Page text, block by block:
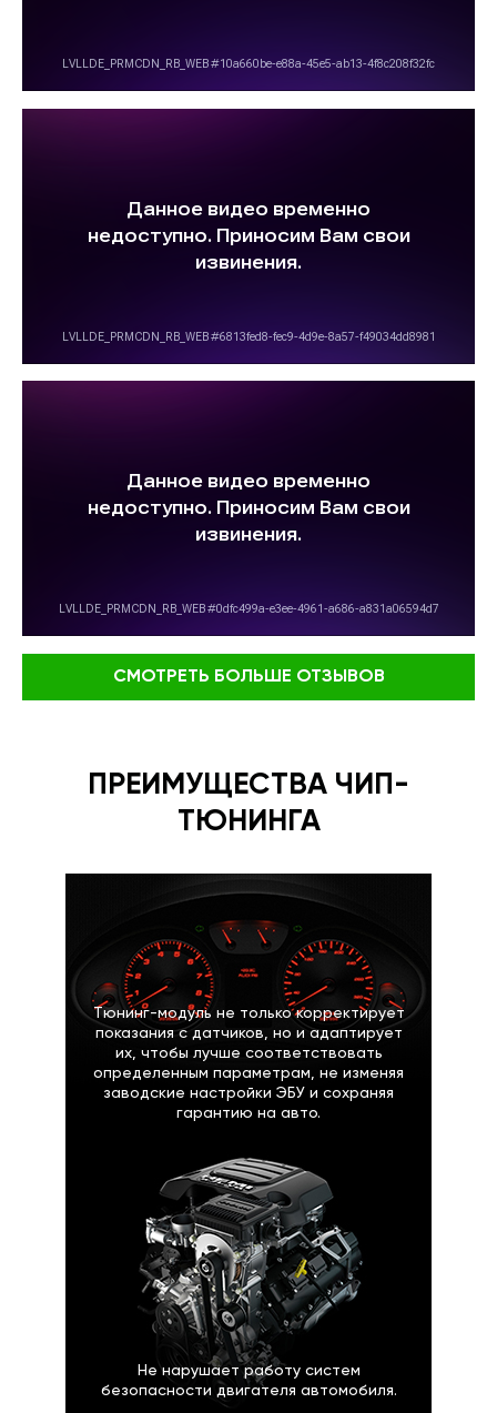
СМОТРЕТЬ БОЛЬШЕ ОТЗЫВОВ
ПРЕИМУЩЕСТВА ЧИП-
ТЮНИНГА
Тюнинг-модуль не только корректирует
показания с датчиков, но и адаптирует
их, чтобы лучше соответствовать
определенным параметрам, не изменяя
заводские настройки ЭБУ и сохраняя
гарантию на авто.
Не нарушает работу систем
безопасности двигателя автомобиля.